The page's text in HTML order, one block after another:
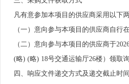
凡有意参加本项目的供应商采用以下
（一）意向参与本项目的供应商自
（二）意向参与本项目的供应商于
(略) (略) 18号交通运输厅26楼）领取
四、响应文件递交方式及递交截止时间